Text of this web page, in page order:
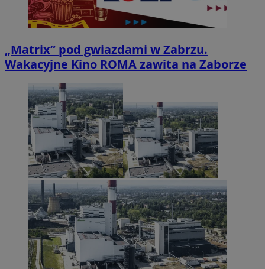
„Matrix” pod gwiazdami w Zabrzu.
Wakacyjne Kino ROMA zawita na Zaborze